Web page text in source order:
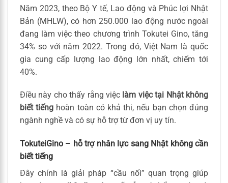
Năm 2023, theo Bộ Y tế, Lao động và Phúc lợi Nhật
Bản (MHLW), có hơn 250.000 lao động nước ngoài
đang làm việc theo chương trình Tokutei Gino, tăng
34% so với năm 2022. Trong đó, Việt Nam là quốc
gia cung cấp lượng lao động lớn nhất, chiếm tới
40%.
Điều này cho thấy rằng việc làm việc tại Nhật không
biết tiếng hoàn toàn có khả thi, nếu bạn chọn đúng
ngành nghề và có sự hỗ trợ từ đơn vị uy tín.
TokuteiGino – hỗ trợ nhân lực sang Nhật không cần
biết tiếng
Đây chính là giải pháp “cầu nối” quan trọng giúp